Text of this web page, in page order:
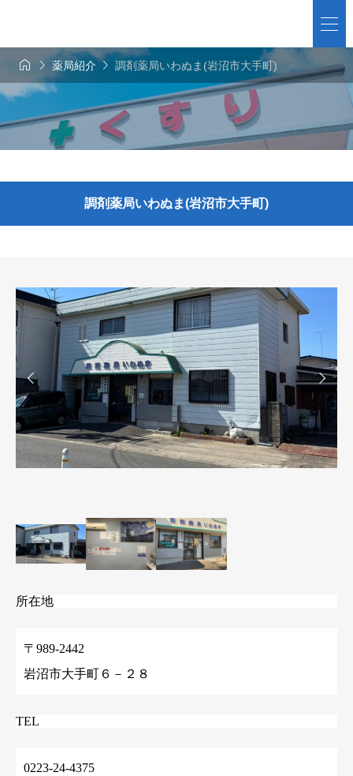
  薬局紹介 調剤薬局いわぬま(岩沼市大手町)
調剤薬局いわぬま(岩沼市大手町)
所在地
〒989-2442
岩沼市大手町６－２８
TEL
0223-24-4375